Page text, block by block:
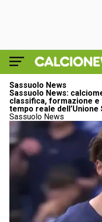
Sassuolo News
Sassuolo News:
classifica, formazione
tempo reale
Sassuolo News